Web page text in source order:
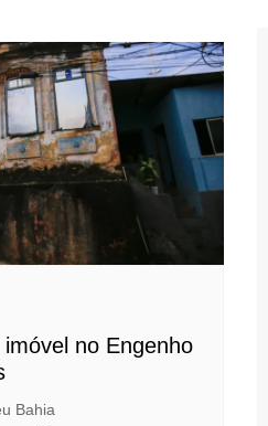
no Engenho
Bahia